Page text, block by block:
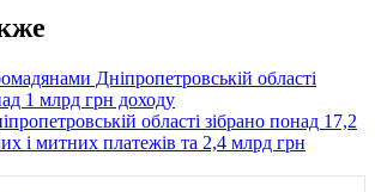
Дніпропетровській області
1 млрд грн доходу
області зібрано понад 17,2
і митних платежів та 2,4 млрд грн